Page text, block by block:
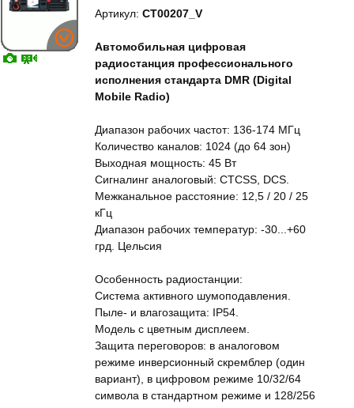
Артикул: CT00207_V
Автомобильная цифровая
радиостанция профессионального
исполнения стандарта DMR (Digital
Mobile Radio)
Диапазон рабочих частот: 136-174 МГц
Количество каналов: 1024 (до 64 зон)
Выходная мощность: 45 Вт
Сигналинг аналоговый: CTCSS, DCS.
Межканальное расстояние: 12,5 / 20 / 25
кГц
Диапазон рабочих температур: -30...+60
грд. Цельсия
Особенность радиостанции:
Система активного шумоподавления.
Пыле- и влагозащита: IP54.
Модель с цветным дисплеем.
Защита переговоров: в аналоговом
режиме инверсионный скремблер (один
вариант), в цифровом режиме 10/32/64
символа в стандартном режиме и 128/256